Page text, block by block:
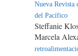
Nueva Revista
del Pacífico
Steffanie
Marcela